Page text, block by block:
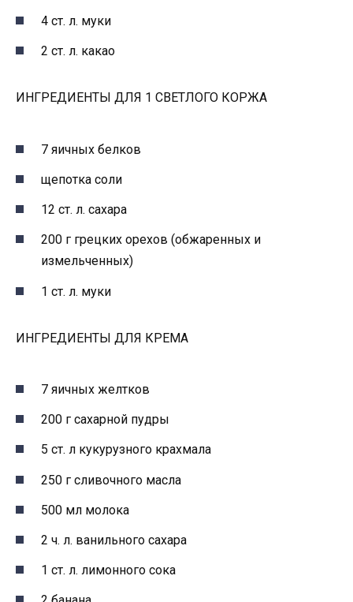
4 ст. л. муки
2 ст. л. какао
ИНГРЕДИЕНТЫ ДЛЯ 1 СВЕТЛОГО КОРЖА
7 яичных белков
щепотка соли
12 ст. л. сахара
200 г грецких орехов (обжаренных и
измельченных)
1 ст. л. муки
ИНГРЕДИЕНТЫ ДЛЯ КРЕМА
7 яичных желтков
200 г сахарной пудры
5 ст. л кукурузного крахмала
250 г сливочного масла
500 мл молока
2 ч. л. ванильного сахара
1 ст. л. лимонного сока